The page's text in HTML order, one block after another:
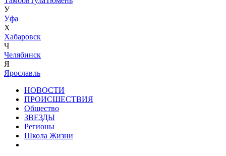
У
Уфа
Х
Хабаровск
Ч
Челябинск
Я
Ярославль
НОВОСТИ
ПРОИСШЕСТВИЯ
Общество
ЗВЕЗДЫ
Регионы
Школа Жизни